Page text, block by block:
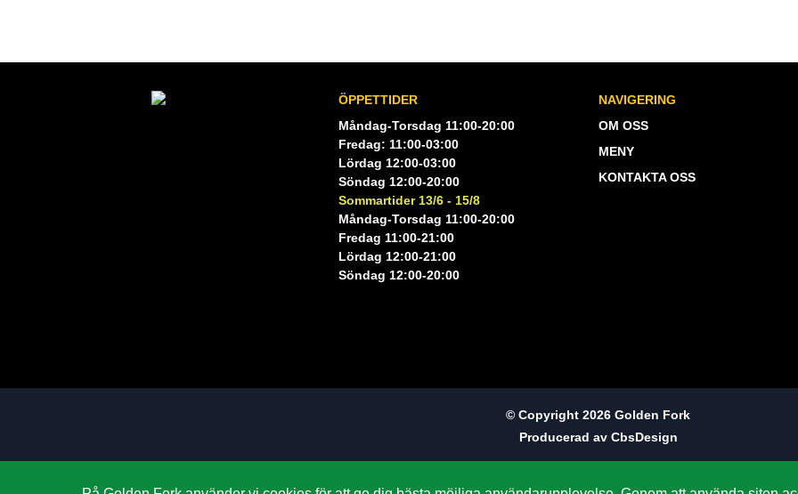
ÖPPETTIDER
Måndag-Torsdag 11:00-20:00
Fredag: 11:00-03:00
Lördag 12:00-03:00
Söndag 12:00-20:00
Sommartider 13/6 - 15/8
Måndag-Torsdag 11:00-20:00
Fredag 11:00-21:00
Lördag 12:00-21:00
Söndag 12:00-20:00
NAVIGERING
OM OSS
MENY
KONTAKTA OSS
© Copyright 2026 Golden Fork
Producerad av CbsDesign